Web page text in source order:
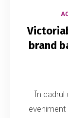
brand
În cadrul